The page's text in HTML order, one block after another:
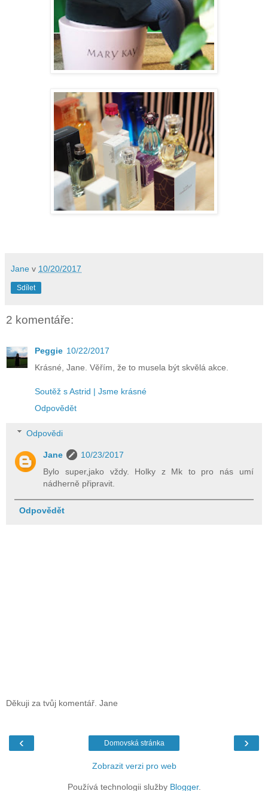
Jane v 10/20/2017
Sdílet
2 komentáře:
Peggie 10/22/2017
Krásné, Jane. Věřím, že to musela být skvělá akce.
Soutěž s Astrid | Jsme krásné
Odpovědět
Odpovědi
Jane
10/23/2017
Bylo super,jako vždy. Holky z Mk to pro nás umí
nádherně připravit.
Odpovědět
Děkuji za tvůj komentář. Jane
‹ ›
Domovská stránka
Zobrazit verzi pro web
Používá technologii služby Blogger.